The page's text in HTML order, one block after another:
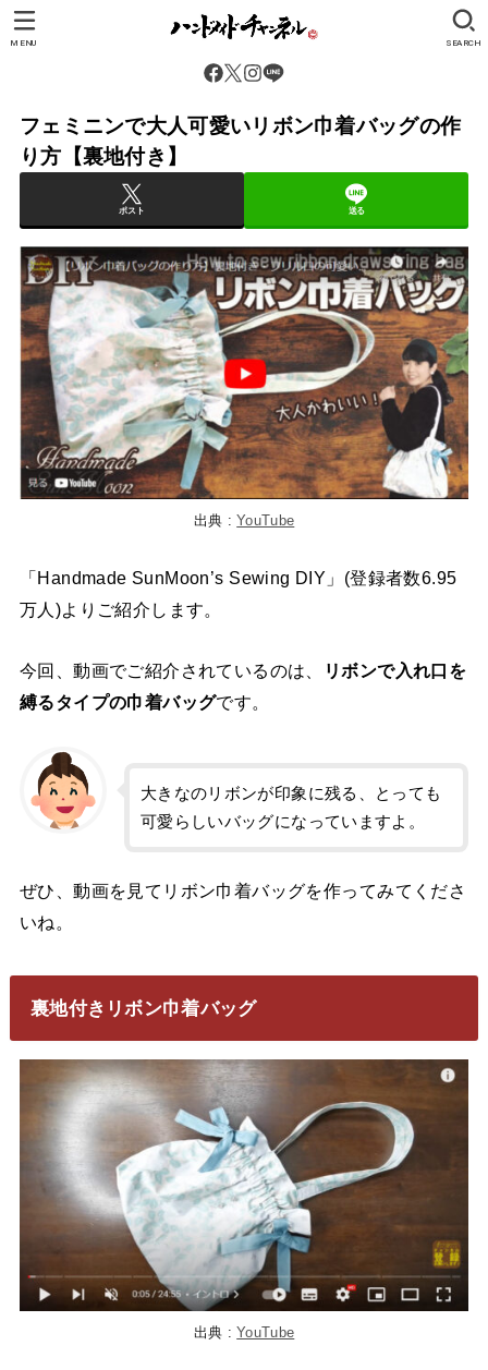
SEARCH
MENU
フェミニンで大人可愛いリボン巾着バッグの作
り方【裏地付き】
ポスト 送る
出典 :YouTube
「Handmade SunMoon’s Sewing DIY」(登録者数6.95
万人)よりご紹介します。
今回、動画でご紹介されているのは、
リボンで入れ口を
縛るタイプの巾着バッグです。
大きなのリボンが印象に残る、とっても
可愛らしいバッグになっていますよ。
ぜひ、動画を見てリボン巾着バッグを作ってみてくださ
いね。
裏地付きリボン巾着バッグ
出典 :YouTube